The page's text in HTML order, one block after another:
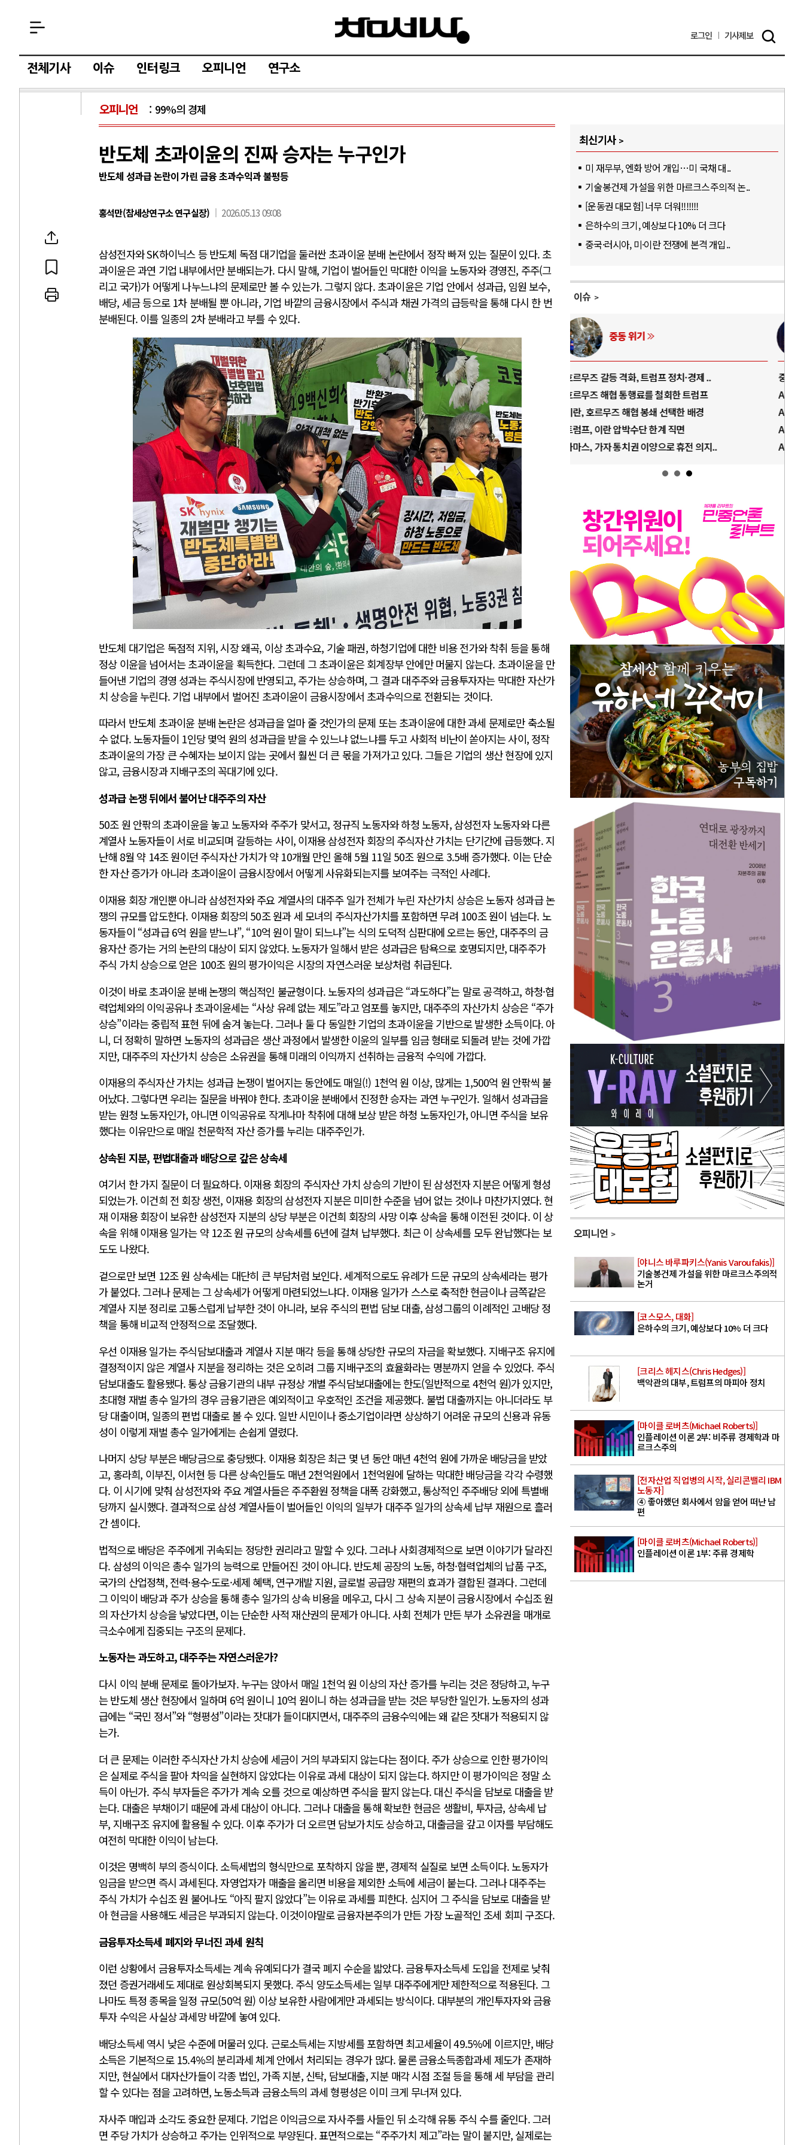
로그인 기사제보
전체기사 이슈 인터링크 오피니언 연구소
오피니언 99%의 경제
반도체 초과이윤의 진짜 승자는 누구인가
반도체 성과급 논란이 가린 금융 초과수익과 불평등
홍석만(참세상연구소 연구실장) 2026.05.13 09:08
삼성전자와 SK하이닉스 등 반도체 독점 대기업을 둘러싼 초과이윤 분배 논란에서 정작 빠져 있는 질문이 있다. 초
과이윤은 과연 기업 내부에서만 분배되는가. 다시 말해, 기업이 벌어들인 막대한 이익을 노동자와 경영진, 주주(그
리고 국가)가 어떻게 나누느냐의 문제로만 볼 수 있는가. 그렇지 않다. 초과이윤은 기업 안에서 성과급, 임원 보수,
배당, 세금 등으로 1차 분배될 뿐 아니라, 기업 바깥의 금융시장에서 주식과 채권 가격의 급등락을 통해 다시 한 번
분배된다. 이를 일종의 2차 분배라고 부를 수 있다.
반도체 대기업은 독점적 지위, 시장 왜곡, 이상 초과수요, 기술 패권, 하청기업에 대한 비용 전가와 착취 등을 통해
정상 이윤을 넘어서는 초과이윤을 획득한다. 그런데 그 초과이윤은 회계장부 안에만 머물지 않는다. 초과이윤을 만
들어낸 기업의 경영 성과는 주식시장에 반영되고, 주가는 상승하며, 그 결과 대주주와 금융투자자는 막대한 자산가
치 상승을 누린다. 기업 내부에서 벌어진 초과이윤이 금융시장에서 초과수익으로 전환되는 것이다.
따라서 반도체 초과이윤 분배 논란은 성과급을 얼마 줄 것인가의 문제 또는 초과이윤에 대한 과세 문제로만 축소될
수 없다. 노동자들이 1인당 몇억 원의 성과급을 받을 수 있느냐 없느냐를 두고 사회적 비난이 쏟아지는 사이, 정작
초과이윤의 가장 큰 수혜자는 보이지 않는 곳에서 훨씬 더 큰 몫을 가져가고 있다. 그들은 기업의 생산 현장에 있지
않고, 금융시장과 지배구조의 꼭대기에 있다.
성과급 논쟁 뒤에서 불어난 대주주의 자산
50조 원 안팎의 초과이윤을 놓고 노동자와 주주가 맞서고, 정규직 노동자와 하청 노동자, 삼성전자 노동자와 다른
계열사 노동자들이 서로 비교되며 갈등하는 사이, 이재용 삼성전자 회장의 주식자산 가치는 단기간에 급등했다. 지
난해 8월 약 14조 원이던 주식자산 가치가 약 10개월 만인 올해 5월 11일 50조 원으로 3.5배 증가했다. 이는 단순
한 자산 증가가 아니라 초과이윤이 금융시장에서 어떻게 사유화되는지를 보여주는 극적인 사례다.
이재용 회장 개인뿐 아니라 삼성전자와 주요 계열사의 대주주 일가 전체가 누린 자산가치 상승은 노동자 성과급 논
쟁의 규모를 압도한다. 이재용 회장의 50조 원과 세 모녀의 주식자산가치를 포함하면 무려 100조 원이 넘는다. 노
동자들이 “성과급 6억 원을 받느냐”, “10억 원이 말이 되느냐”는 식의 도덕적 심판대에 오르는 동안, 대주주의 금
융자산 증가는 거의 논란의 대상이 되지 않았다. 노동자가 일해서 받은 성과급은 탐욕으로 호명되지만, 대주주가
주식 가치 상승으로 얻은 100조 원의 평가이익은 시장의 자연스러운 보상처럼 취급된다.
이것이 바로 초과이윤 분배 논쟁의 핵심적인 불균형이다. 노동자의 성과급은 “과도하다”는 말로 공격하고, 하청·협
력업체와의 이익공유나 초과이윤세는 “사상 유례 없는 제도”라고 엄포를 놓지만, 대주주의 자산가치 상승은 “주가
상승”이라는 중립적 표현 뒤에 숨겨 놓는다. 그러나 둘 다 동일한 기업의 초과이윤을 기반으로 발생한 소득이다. 아
니, 더 정확히 말하면 노동자의 성과급은 생산 과정에서 발생한 이윤의 일부를 임금 형태로 되돌려 받는 것에 가깝
지만, 대주주의 자산가치 상승은 소유권을 통해 미래의 이익까지 선취하는 금융적 수익에 가깝다.
이재용의 주식자산 가치는 성과급 논쟁이 벌어지는 동안에도 매일(!) 1천억 원 이상, 많게는 1,500억 원 안팎씩 불
어났다. 그렇다면 우리는 질문을 바꿔야 한다. 초과이윤 분배에서 진정한 승자는 과연 누구인가. 일해서 성과급을
받는 원청 노동자인가, 아니면 이익공유로 작게나마 착취에 대해 보상 받은 하청 노동자인가, 아니면 주식을 보유
했다는 이유만으로 매일 천문학적 자산 증가를 누리는 대주주인가.
상속된 지분, 편법대출과 배당으로 갚은 상속세
여기서 한 가지 질문이 더 필요하다. 이재용 회장의 주식자산 가치 상승의 기반이 된 삼성전자 지분은 어떻게 형성
되었는가. 이건희 전 회장 생전, 이재용 회장의 삼성전자 지분은 미미한 수준을 넘어 없는 것이나 마찬가지였다. 현
재 이재용 회장이 보유한 삼성전자 지분의 상당 부분은 이건희 회장의 사망 이후 상속을 통해 이전된 것이다. 이 상
속을 위해 이재용 일가는 약 12조 원 규모의 상속세를 6년에 걸쳐 납부했다. 최근 이 상속세를 모두 완납했다는 보
도도 나왔다.
겉으로만 보면 12조 원 상속세는 대단히 큰 부담처럼 보인다. 세계적으로도 유례가 드문 규모의 상속세라는 평가
가 붙었다. 그러나 문제는 그 상속세가 어떻게 마련되었느냐다. 이재용 일가가 스스로 축적한 현금이나 금쪽같은
계열사 지분 정리로 고통스럽게 납부한 것이 아니라, 보유 주식의 편법 담보 대출, 삼성그룹의 이례적인 고배당 정
책을 통해 비교적 안정적으로 조달했다.
우선 이재용 일가는 주식담보대출과 계열사 지분 매각 등을 통해 상당한 규모의 자금을 확보했다. 지배구조 유지에
결정적이지 않은 계열사 지분을 정리하는 것은 오히려 그룹 지배구조의 효율화라는 명분까지 얻을 수 있었다. 주식
담보대출도 활용됐다. 통상 금융기관의 내부 규정상 개별 주식담보대출에는 한도(일반적으로 4천억 원)가 있지만,
초대형 재벌 총수 일가의 경우 금융기관은 예외적이고 우호적인 조건을 제공했다. 불법 대출까지는 아니더라도 부
당 대출이며, 일종의 편법 대출로 볼 수 있다. 일반 시민이나 중소기업이라면 상상하기 어려운 규모의 신용과 유동
성이 이렇게 재벌 총수 일가에게는 손쉽게 열렸다.
나머지 상당 부분은 배당금으로 충당됐다. 이재용 회장은 최근 몇 년 동안 매년 4천억 원에 가까운 배당금을 받았
고, 홍라희, 이부진, 이서현 등 다른 상속인들도 매년 2천억원에서 1천억원에 달하는 막대한 배당금을 각각 수령했
다. 이 시기에 맞춰 삼성전자와 주요 계열사들은 주주환원 정책을 대폭 강화했고, 통상적인 주주배당 외에 특별배
당까지 실시했다. 결과적으로 삼성 계열사들이 벌어들인 이익의 일부가 대주주 일가의 상속세 납부 재원으로 흘러
간 셈이다.
법적으로 배당은 주주에게 귀속되는 정당한 권리라고 말할 수 있다. 그러나 사회경제적으로 보면 이야기가 달라진
다. 삼성의 이익은 총수 일가의 능력으로 만들어진 것이 아니다. 반도체 공장의 노동, 하청·협력업체의 납품 구조,
국가의 산업정책, 전력·용수·도로·세제 혜택, 연구개발 지원, 글로벌 공급망 재편의 효과가 결합된 결과다. 그런데
그 이익이 배당과 주가 상승을 통해 총수 일가의 상속 비용을 메우고, 다시 그 상속 지분이 금융시장에서 수십조 원
의 자산가치 상승을 낳았다면, 이는 단순한 사적 재산권의 문제가 아니다. 사회 전체가 만든 부가 소유권을 매개로
극소수에게 집중되는 구조의 문제다.
노동자는 과도하고, 대주주는 자연스러운가?
다시 이익 분배 문제로 돌아가보자. 누구는 앉아서 매일 1천억 원 이상의 자산 증가를 누리는 것은 정당하고, 누구
는 반도체 생산 현장에서 일하며 6억 원이니 10억 원이니 하는 성과급을 받는 것은 부당한 일인가. 노동자의 성과
급에는 “국민 정서”와 “형평성”이라는 잣대가 들이대지면서, 대주주의 금융수익에는 왜 같은 잣대가 적용되지 않
는가.
더 큰 문제는 이러한 주식자산 가치 상승에 세금이 거의 부과되지 않는다는 점이다. 주가 상승으로 인한 평가이익
은 실제로 주식을 팔아 차익을 실현하지 않았다는 이유로 과세 대상이 되지 않는다. 하지만 이 평가이익은 정말 소
득이 아닌가. 주식 부자들은 주가가 계속 오를 것으로 예상하면 주식을 팔지 않는다. 대신 주식을 담보로 대출을 받
는다. 대출은 부채이기 때문에 과세 대상이 아니다. 그러나 대출을 통해 확보한 현금은 생활비, 투자금, 상속세 납
부, 지배구조 유지에 활용될 수 있다. 이후 주가가 더 오르면 담보가치도 상승하고, 대출금을 갚고 이자를 부담해도
여전히 막대한 이익이 남는다.
이것은 명백히 부의 증식이다. 소득세법의 형식만으로 포착하지 않을 뿐, 경제적 실질로 보면 소득이다. 노동자가
임금을 받으면 즉시 과세된다. 자영업자가 매출을 올리면 비용을 제외한 소득에 세금이 붙는다. 그러나 대주주는
주식 가치가 수십조 원 불어나도 “아직 팔지 않았다”는 이유로 과세를 피한다. 심지어 그 주식을 담보로 대출을 받
아 현금을 사용해도 세금은 부과되지 않는다. 이것이야말로 금융자본주의가 만든 가장 노골적인 조세 회피 구조다.
금융투자소득세 폐지와 무너진 과세 원칙
이런 상황에서 금융투자소득세는 계속 유예되다가 결국 폐지 수순을 밟았다. 금융투자소득세 도입을 전제로 낮춰
졌던 증권거래세도 제대로 원상회복되지 못했다. 주식 양도소득세는 일부 대주주에게만 제한적으로 적용된다. 그
나마도 특정 종목을 일정 규모(50억 원) 이상 보유한 사람에게만 과세되는 방식이다. 대부분의 개인투자자와 금융
투자 수익은 사실상 과세망 바깥에 놓여 있다.
배당소득세 역시 낮은 수준에 머물러 있다. 근로소득세는 지방세를 포함하면 최고세율이 49.5%에 이르지만, 배당
소득은 기본적으로 15.4%의 분리과세 체계 안에서 처리되는 경우가 많다. 물론 금융소득종합과세 제도가 존재하
지만, 현실에서 대자산가들이 각종 법인, 가족 지분, 신탁, 담보대출, 지분 매각 시점 조절 등을 통해 세 부담을 관리
할 수 있다는 점을 고려하면, 노동소득과 금융소득의 과세 형평성은 이미 크게 무너져 있다.
자사주 매입과 소각도 중요한 문제다. 기업은 이익금으로 자사주를 사들인 뒤 소각해 유통 주식 수를 줄인다. 그러
면 주당 가치가 상승하고 주가는 인위적으로 부양된다. 표면적으로는 “주주가치 제고”라는 말이 붙지만, 실제로는
최신기사
미 재무부, 엔화 방어 개입…미 국채 대..
기술봉건제 가설을 위한 마르크스주의적 논..
[운동권 대모험] 너무 더워!!!!!!!
은하수의 크기, 예상보다 10% 더 크다
중국·러시아, 미·이란 전쟁에 본격 개입..
이슈
러시아-우크라이나 전쟁
전쟁의 추상화: 우크라이나, 대리전의 역..
EU·우크라이나 드론 협력 직후, 러시아..
나토, 우크라 군사지원 2027년까지 공..
우크라이나, 덴마크, 에스토니아, 네덜란..
러·우크라, 대규모 공습 주고받아…민간 ..
중동 위기
호르무즈 갈등 격화, 트럼프 정치·경제 ..
호르무즈 해협 통행료를 철회한 트럼프
이란, 호르무즈 해협 봉쇄 선택한 배경
트럼프, 이란 압박수단 한계 직면
하마스, 가자 통치권 이양으로 휴전 의지..
AI와 인간
중국 AI, 저가 공세로 글로벌 토큰 시..
AI 국부펀드 구상 놓고 미국 진보진영 ..
AI 데이터센터 반대 투쟁은 새로운 글로..
AI의 숨은 환경 비용: 데이터센터 확산..
AI는 어떻게 미국 민주주의를 잠식하고 ..
오피니언
[야니스 바루파키스(Yanis Varoufakis)]
기술봉건제 가설을 위한 마르크스주의적
논거
[코스모스, 대화]
은하수의 크기, 예상보다 10% 더 크다
[크리스 헤지스(Chris Hedges)]
백악관의 대부, 트럼프의 마피아 정치
[마이클 로버츠(Michael Roberts)]
인플레이션 이론 2부: 비주류 경제학과 마
르크스주의
[전자산업 직업병의 시작, 실리콘밸리 IBM
노동자]
④ 좋아했던 회사에서 암을 얻어 떠난 남
편
[마이클 로버츠(Michael Roberts)]
인플레이션 이론 1부: 주류 경제학